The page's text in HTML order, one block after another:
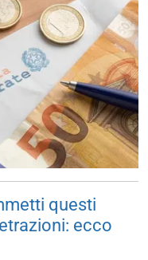
questi
ecco